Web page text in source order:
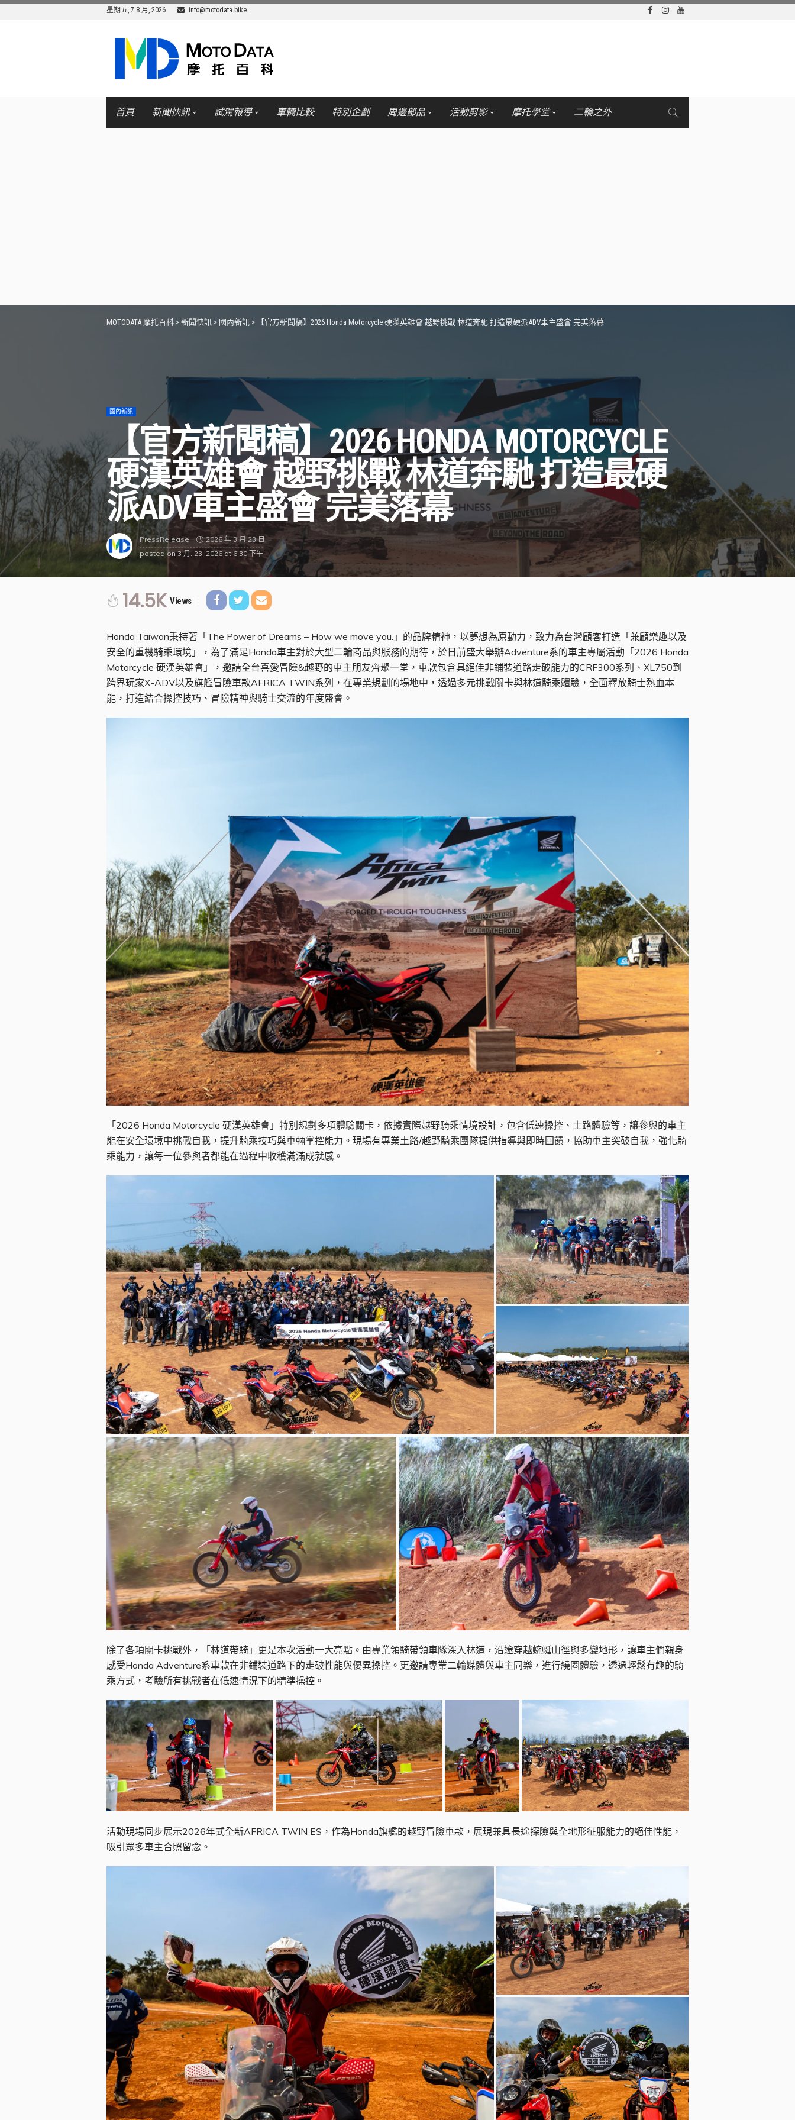
星期五, 7 8 月, 2026 info@motodata.bike
首頁 新聞快訊 試駕報導 車輛比較 特別企劃 周邊部品 活動剪影 摩托學堂 二輪之外
MOTODATA 摩托百科 > 新聞快訊 > 國內新訊 > 【官方新聞稿】2026 Honda Motorcycle 硬漢英雄會 越野挑戰 林道奔馳 打造最硬派ADV車主盛會 完美落幕
國內新訊
【官方新聞稿】2026 HONDA MOTORCYCLE
硬漢英雄會 越野挑戰 林道奔馳 打造最硬
派ADV車主盛會 完美落幕
PressRelease
2026 年 3 月 23 日
posted on 3 月. 23, 2026 at 6:30 下午
14.5K Views
Honda Taiwan秉持著「The Power of Dreams – How we move you.」的品牌精神，以夢想為原動力，致力為台灣顧客打造「兼顧樂趣以及
安全的重機騎乘環境」，為了滿足Honda車主對於大型二輪商品與服務的期待，於日前盛大舉辦Adventure系的車主專屬活動「2026 Honda
Motorcycle 硬漢英雄會」，邀請全台喜愛冒險&越野的車主朋友齊聚一堂，車款包含具絕佳非鋪裝道路走破能力的CRF300系列、XL750到
跨界玩家X-ADV以及旗艦冒險車款AFRICA TWIN系列，在專業規劃的場地中，透過多元挑戰關卡與林道騎乘體驗，全面釋放騎士熱血本
能，打造結合操控技巧、冒險精神與騎士交流的年度盛會。
「2026 Honda Motorcycle 硬漢英雄會」特別規劃多項體驗關卡，依據實際越野騎乘情境設計，包含低速操控、土路體驗等，讓參與的車主
能在安全環境中挑戰自我，提升騎乘技巧與車輛掌控能力。現場有專業土路/越野騎乘團隊提供指導與即時回饋，協助車主突破自我，強化騎
乘能力，讓每一位參與者都能在過程中收穫滿滿成就感。
除了各項關卡挑戰外，「林道帶騎」更是本次活動一大亮點。由專業領騎帶領車隊深入林道，沿途穿越蜿蜒山徑與多變地形，讓車主們親身
感受Honda Adventure系車款在非鋪裝道路下的走破性能與優異操控。更邀請專業二輪媒體與車主同樂，進行繞圈體驗，透過輕鬆有趣的騎
乘方式，考驗所有挑戰者在低速情況下的精準操控。
活動現場同步展示2026年式全新AFRICA TWIN ES，作為Honda旗艦的越野冒險車款，展現兼具長途探險與全地形征服能力的絕佳性能，
吸引眾多車主合照留念。